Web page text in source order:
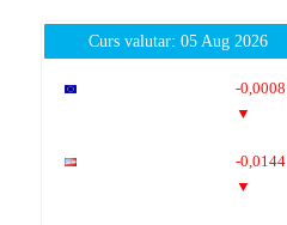
Curs valutar: 05 Aug 2026
-0,0008
▼
-0,0144
▼